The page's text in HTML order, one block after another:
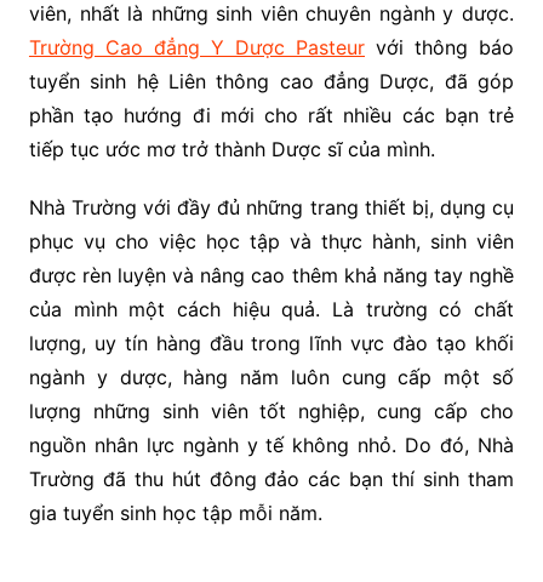
viên, nhất là những sinh viên chuyên ngành y dược.
Trường Cao đẳng Y Dược Pasteur với thông báo
tuyển sinh hệ Liên thông cao đẳng Dược, đã góp
phần tạo hướng đi mới cho rất nhiều các bạn trẻ
tiếp tục ước mơ trở thành Dược sĩ của mình.
Nhà Trường với đầy đủ những trang thiết bị, dụng cụ
phục vụ cho việc học tập và thực hành, sinh viên
được rèn luyện và nâng cao thêm khả năng tay nghề
của mình một cách hiệu quả. Là trường có chất
lượng, uy tín hàng đầu trong lĩnh vực đào tạo khối
ngành y dược, hàng năm luôn cung cấp một số
lượng những sinh viên tốt nghiệp, cung cấp cho
nguồn nhân lực ngành y tế không nhỏ. Do đó, Nhà
Trường đã thu hút đông đảo các bạn thí sinh tham
gia tuyển sinh học tập mỗi năm.